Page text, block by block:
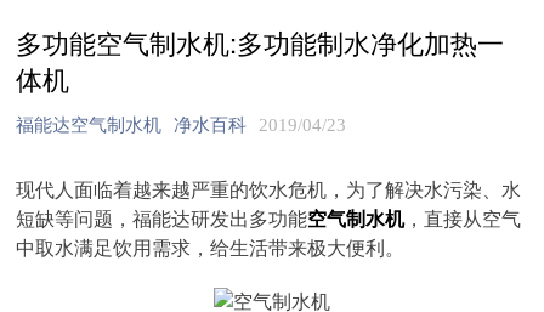
多功能空气制水机:多功能制水净化加热一
体机
福能达空气制水机 净水百科 2019/04/23
现代人面临着越来越严重的饮水危机，为了解决水污染、水
短缺等问题，福能达研发出多功能空气制水机，直接从空气
中取水满足饮用需求，给生活带来极大便利。